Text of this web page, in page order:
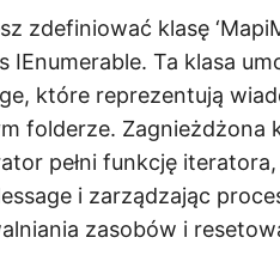
zdefiniować klasę
IEnumerable. Ta klasa
które reprezentują
folderze. Zagnieżdżona
pełni funkcję
i zarządzając
zasobów i